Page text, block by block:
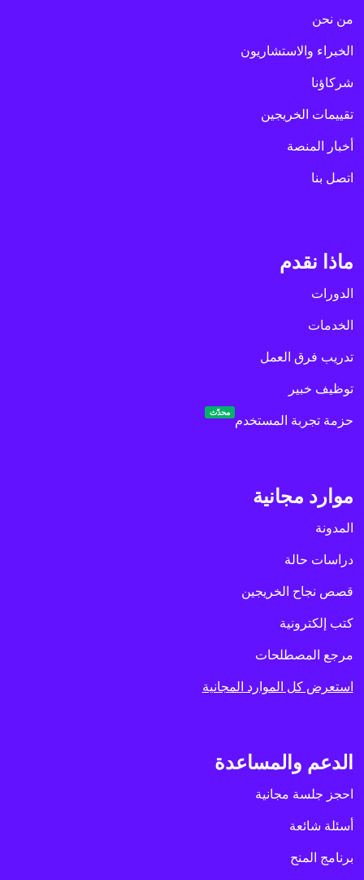
من نحن
الخبراء والاستشاريون
شركاؤنا
تقييمات الخريجين
أخبار المنصة
اتصل بنا
ماذا نقدم
الدورات
الخدمات
تدريب فرق العمل
توظيف خبير
حزمة تجربة المستخدم
محدّث
موارد مجانية
المدونة
دراسات حالة
قصص نجاح الخريجين
كتب إلكترونية
مرجع المصطلحات
استعرض كل الموارد المجانية
الدعم والمساعدة
احجز جلسة مجانية
أسئلة شائعة
برنامج المنح